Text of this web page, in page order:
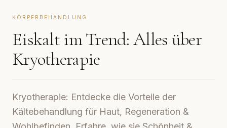
KÖRPERBEHANDLUNG
Eiskalt im Trend: Alles über
Kryotherapie
Kryotherapie: Entdecke die Vorteile der
Kältebehandlung für Haut, Regeneration &